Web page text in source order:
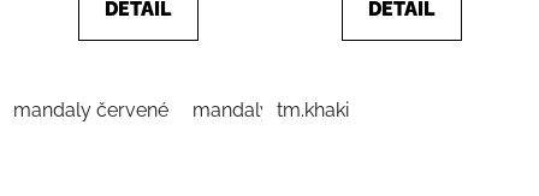
DETAIL
mandaly červené mandaly tyrkysové
DETAIL
tm.khaki